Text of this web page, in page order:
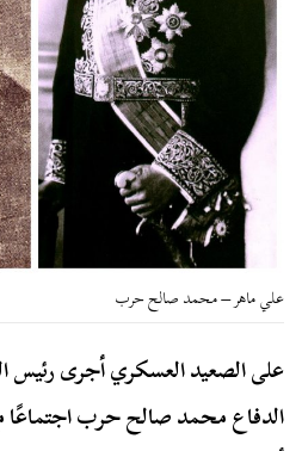
علي ماهر – محمد صالح حرب
على الصعيد العسكري أجرى رئيس
الدفاع محمد صالح حرب اجتماعًا